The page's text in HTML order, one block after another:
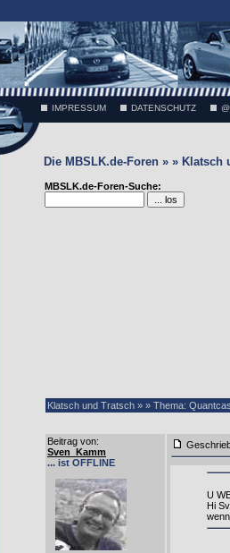
IMPRESSUM DATENSCHUTZ
Die MBSLK.de-Foren » » Klatsch
MBSLK.de-Foren-Suche:
Klatsch und Tratsch » » Thema:
Beitrag von:
Sven_Kamm
... ist OFFLINE
U
Hi